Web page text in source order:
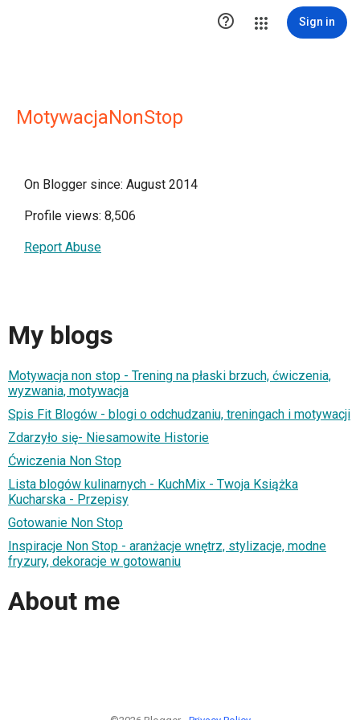
 Sign in
MotywacjaNonStop
On Blogger since: August 2014
Profile views: 8,506
Report Abuse
My blogs
Motywacja non stop - Trening na płaski brzuch, ćwiczenia,
wyzwania, motywacja
Spis Fit Blogów - blogi o odchudzaniu, treningach i motywacji
Zdarzyło się- Niesamowite Historie
Ćwiczenia Non Stop
Lista blogów kulinarnych - KuchMix - Twoja Książka
Kucharska - Przepisy
Gotowanie Non Stop
Inspiracje Non Stop - aranżacje wnętrz, stylizacje, modne
fryzury, dekoracje w gotowaniu
About me